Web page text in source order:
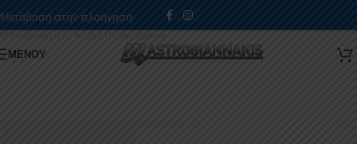
Μετάβαση στην πλοήγηση
Μετάβαση στο κύριο περιεχόμενο
ΜΕΝΟΎ